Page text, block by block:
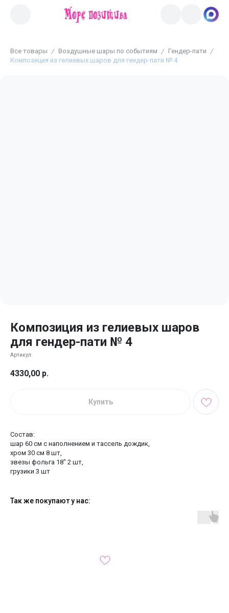
Все товары Воздушные шары по событиям
Гендер-пати
Композиция из гелиевых шаров для гендер-пати № 4
Композиция из гелиевых шаров
для гендер-пати № 4
Артикул:
4330,00 р.
Купить
Состав:
шар 60 см с наполнением и тассель дождик,
хром 30 см 8 шт,
звезы фольга 18" 2 шт,
грузики 3 шт
Так же покупают у нас: